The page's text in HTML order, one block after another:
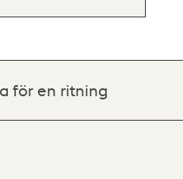
för en ritning